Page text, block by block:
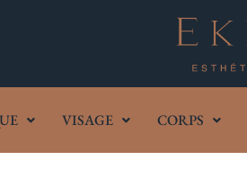
VISAGE CORPS